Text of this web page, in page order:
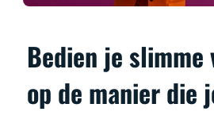
Bedien je
op de manier die